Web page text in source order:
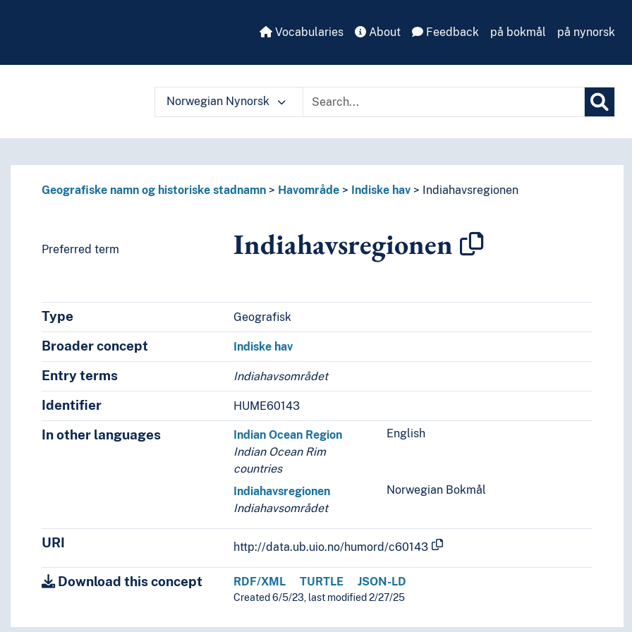
Vocabularies About Feedback på bokmål på nynorsk
Norwegian Nynorsk
contents by a criterion
Geografiske namn og historiske stadnamn Havområde Indiske hav Indiahavsregionen
Preferred term Indiahavsregionen
Type Geografisk
Broader concept Indiske hav
Entry terms Indiahavsområdet
Identifier HUME60143
In other languages English
Indian Ocean Region
Indian Ocean Rim
countries
Norwegian Bokmål
Indiahavsregionen
Indiahavsområdet
URI http://data.ub.uio.no/humord/c60143
Download this concept RDF/XML TURTLE JSON-LD
Created 6/5/23, last modified 2/27/25